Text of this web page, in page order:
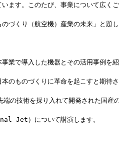
ます。このたび、事業について広く
づくり（航空機）産業の未来」と題
業で導入した機器とその活用事例を
のものづくりに革命を起こすと期待
端の技術を採り入れて開発された国産
Jet）について講演します。